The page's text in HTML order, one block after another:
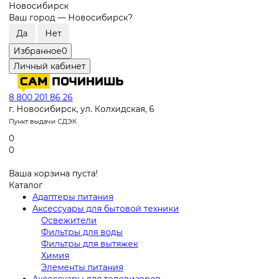
Новосибирск
Ваш город — Новосибирск?
Избранное0
Личный кабинет
8 800 201 86 26
г. Новосибирск, ул. Колхидская, 6
Пункт выдачи СДЭК
0
0
Ваша корзина пуста!
Каталог
Адаптеры питания
Аксессуары для бытовой техники
Освежители
Фильтры для воды
Фильтры для вытяжек
Химия
Элементы питания